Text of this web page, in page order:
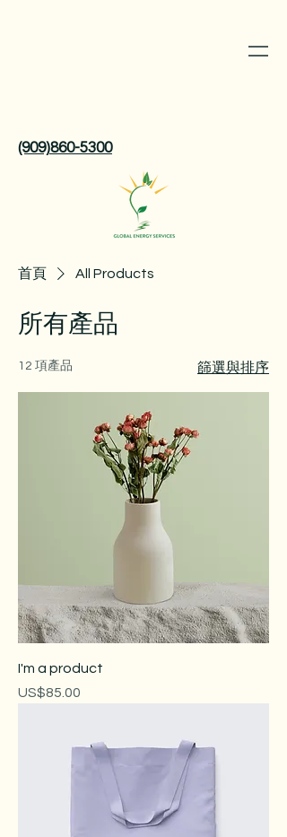
(909)860-5300
首頁 All Products
所有產品
12 項產品 篩選與排序
I'm a product
價格
US$85.00